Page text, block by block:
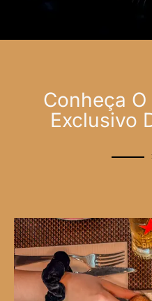
Conheça
Exclusivo